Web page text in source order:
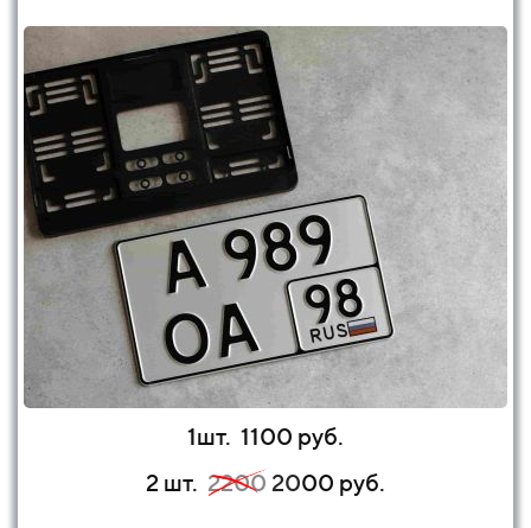
1шт. 1100 руб.
2 шт. 2200 2000 руб.